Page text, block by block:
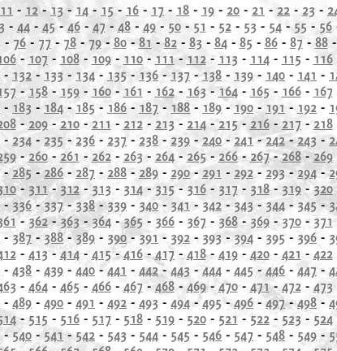
11 - 12-13- 14 - 15 - 16 - 17 - 18 - 19 - 20 - 21 - 22 - 23 -
- 44- 45 -46- 47 - 48- 49- 50- 51 - 52- 53 - 54- 55 - 56
- 76- 77 - 78- 79- 80-81 -82- 83 - 84- 85 - 86- 87 - 88-
- 107 - 108- 109- 110- 111 - 112- 113 - 114- 115 - 116
- 132 - 133 - 134 - 135 - 136 -137 -138 - 139 - 140 - 141 -
-158- 159- 160- 161 - 162- 163 -164- 165 - 166- 167
- 183 - 184 - 185 - 186 - 187 - 188 - 189 -190 - 191 - 192 -
- 209- 210- 211 - 212- 213 - 214-215- 216- 217 - 218
- 234 - 235 - 236 - 237 - 238 - 239 - 240 - 241-242-243 -
-260- 261 - 262- 263 - 264- 265 -266- 267- 268-269
-285 -286 - 287 - 288 - 289 - 290- 291 - 292 -293- 294-
- 311 -312- 313 - 314- 315 - 316- 317 - 318- 319- 320
-336-337-338-339 - 340- 341 - 342 - 343 - 344 - 345 -
- 362- 363- 364-365 - 366- 367 - 368- 369- 370- 371
- 387 -388- 389 - 390-391 - 392 - 393 - 394 - 395 - 396 -
- 413 -414- 415-416-417 - 418- 419- 420- 421 - 422
- 438 - 439 - 440 - 441 - 442- 443 -444 - 445 - 446 - 447 -
- 464- 465 - 466- 467 -468- 469-470- 471- 472- 473
- 489 - 490 - 491 - 492 - 493 - 494 -495 -496 -497-498 -
- 515 - 516- 517 - 518- 519- 520- 521 - 522- 523 - 524
-540 -541- 542 - 543 - 544 - 545 - 546 - 547 - 548 - 549-